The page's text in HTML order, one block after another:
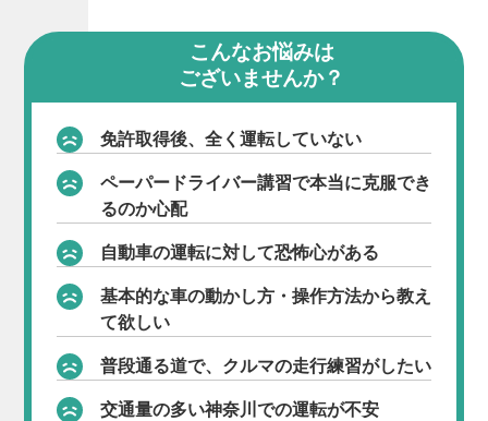
こんなお悩みは
ございませんか？
免許取得後、全く運転していない
ペーパードライバー講習で本当に克服でき
るのか心配
自動車の運転に対して恐怖心がある
基本的な車の動かし方・操作方法から教え
て欲しい
普段通る道で、クルマの走行練習がしたい
交通量の多い神奈川での運転が不安